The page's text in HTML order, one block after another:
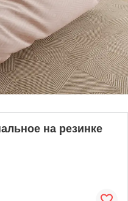
на резинке